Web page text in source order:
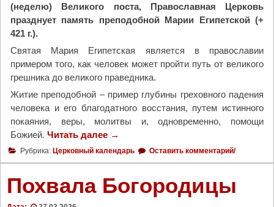
(неделю) Великого поста, Православная Церковь
празднует память преподобной Марии Египетской (+
421 г.).
Святая Мария Египетская является в православии
примером того, как человек может пройти путь от великого
грешника до великого праведника.
Житие преподобной – пример глубины греховного падения
человека и его благодатного восстания, путем истинного
покаяния, веры, молитвы и, одновременно, помощи
Божией. Читать далее "
2
9
а
→
Рубрика: Церковный календарь Оставить комментарий/
Похвала Богородицы